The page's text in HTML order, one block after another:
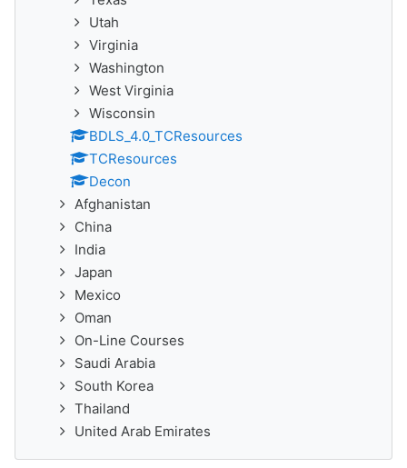
Utah
Virginia
Washington
West Virginia
Wisconsin
BDLS_4.0_TCResources
TCResources
Decon
Afghanistan
China
India
Japan
Mexico
Oman
On-Line Courses
Saudi Arabia
South Korea
Thailand
United Arab Emirates